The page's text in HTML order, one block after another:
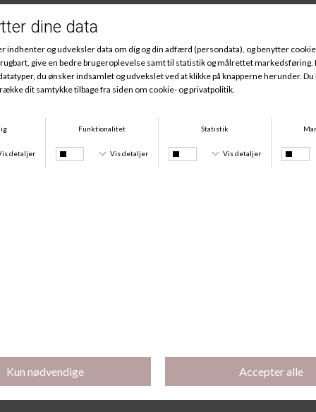
Claire Badedragt, Multicolor
Jennifer Badedragt, Multicolor